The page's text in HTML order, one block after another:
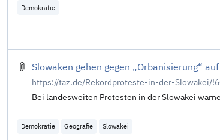
Demokratie
Slowaken gehen gegen „Orbanisierung“
https://taz.de/Rekordproteste-in-der-Slowakei/
Bei landesweiten Protesten in der Slowakei
Demokratie Geografie Slowakei